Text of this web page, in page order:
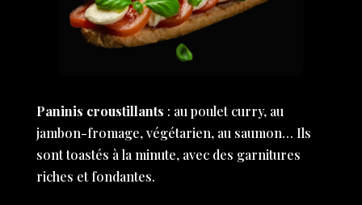
Paninis croustillants : au poulet curry, au
jambon-fromage, végétarien, au saumon… Ils
sont toastés à la minute, avec des garnitures
riches et fondantes.